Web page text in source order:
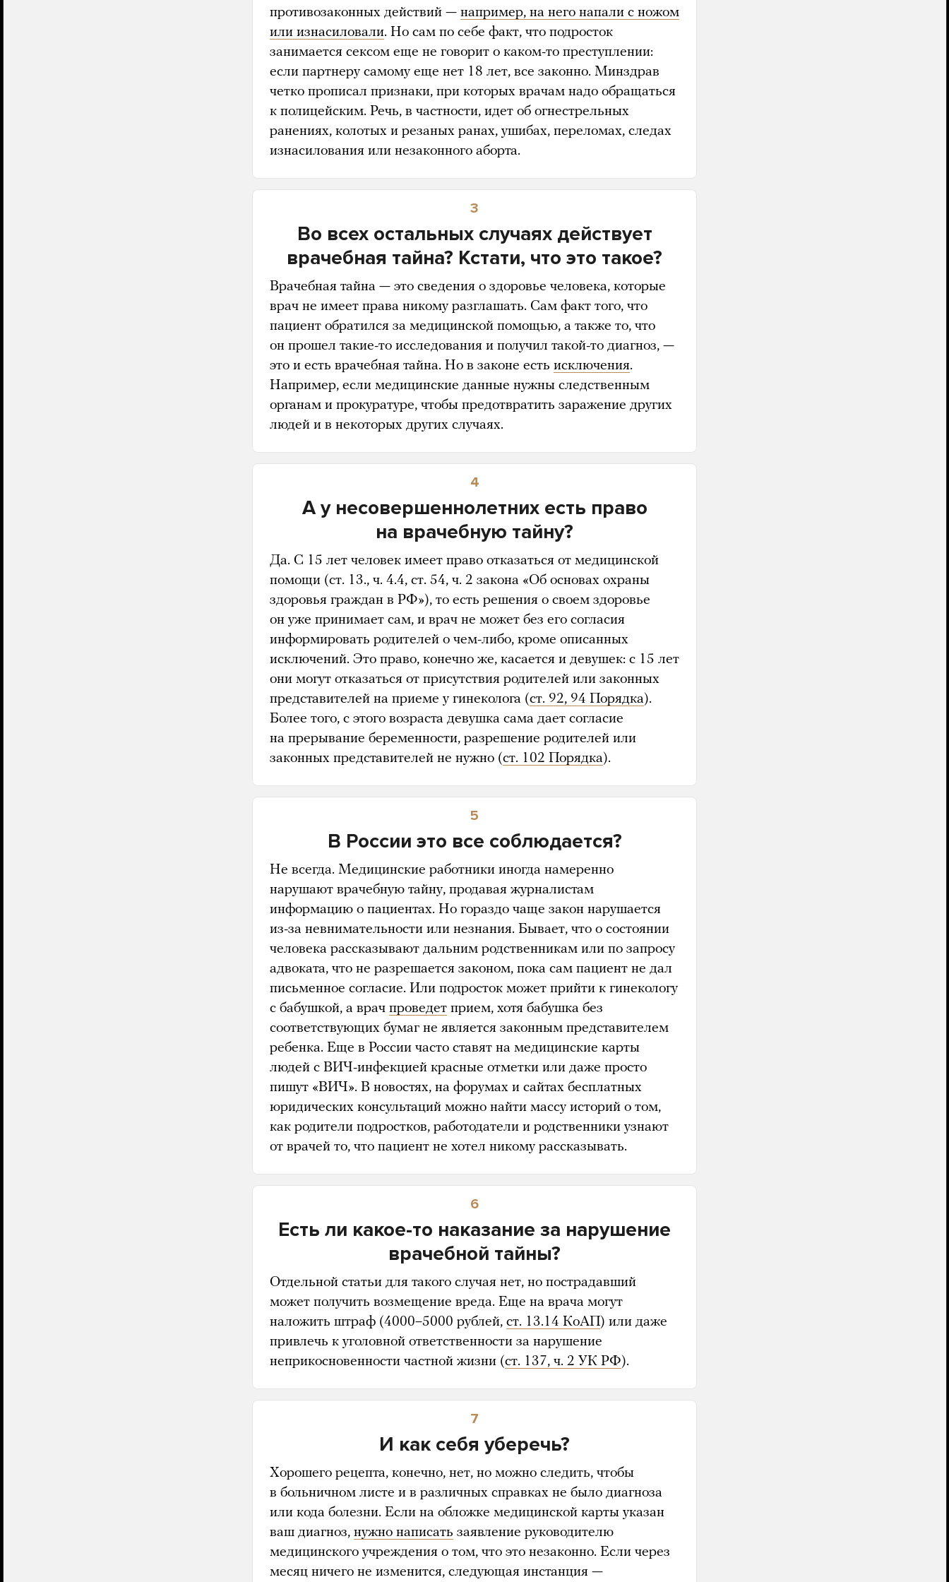
противозаконных действий — например, на него напали с ножом
или изнасиловали. Но сам по себе факт, что подросток
занимается сексом еще не говорит о каком-то преступлении:
если партнеру самому еще нет 18 лет, все законно. Минздрав
четко прописал признаки, при которых врачам надо обращаться
к полицейским. Речь, в частности, идет об огнестрельных
ранениях, колотых и резаных ранах, ушибах, переломах, следах
изнасилования или незаконного аборта.
3
Во всех остальных случаях действует
врачебная тайна? Кстати, что это такое?
Врачебная тайна — это сведения о здоровье человека, которые
врач не имеет права никому разглашать. Сам факт того, что
пациент обратился за медицинской помощью, а также то, что
он прошел такие-то исследования и получил такой-то диагноз, —
это и есть врачебная тайна. Но в законе есть исключения.
Например, если медицинские данные нужны следственным
органам и прокуратуре, чтобы предотвратить заражение других
людей и в некоторых других случаях.
4
А у несовершеннолетних есть право
на врачебную тайну?
Да. С 15 лет человек имеет право отказаться от медицинской
помощи (ст. 13., ч. 4.4, ст. 54, ч. 2 закона «Об основах охраны
здоровья граждан в РФ»), то есть решения о своем здоровье
он уже принимает сам, и врач не может без его согласия
информировать родителей о чем-либо, кроме описанных
исключений. Это право, конечно же, касается и девушек: с 15 лет
они могут отказаться от присутствия родителей или законных
представителей на приеме у гинеколога (ст. 92, 94 Порядка).
Более того, с этого возраста девушка сама дает согласие
на прерывание беременности, разрешение родителей или
законных представителей не нужно (ст. 102 Порядка).
5
В России это все соблюдается?
Не всегда. Медицинские работники иногда намеренно
нарушают врачебную тайну, продавая журналистам
информацию о пациентах. Но гораздо чаще закон нарушается
из-за невнимательности или незнания. Бывает, что о состоянии
человека рассказывают дальним родственникам или по запросу
адвоката, что не разрешается законом, пока сам пациент не дал
письменное согласие. Или подросток может прийти к гинекологу
с бабушкой, а врач проведет прием, хотя бабушка без
соответствующих бумаг не является законным представителем
ребенка. Еще в России часто ставят на медицинские карты
людей с ВИЧ-инфекцией красные отметки или даже просто
пишут «ВИЧ». В новостях, на форумах и сайтах бесплатных
юридических консультаций можно найти массу историй о том,
как родители подростков, работодатели и родственники узнают
от врачей то, что пациент не хотел никому рассказывать.
6
Есть ли какое-то наказание за нарушение
врачебной тайны?
Отдельной статьи для такого случая нет, но пострадавший
может получить возмещение вреда. Еще на врача могут
наложить штраф (4000–5000 рублей, ст. 13.14 КоАП) или даже
привлечь к уголовной ответственности за нарушение
неприкосновенности частной жизни (ст. 137, ч. 2 УК РФ).
7
И как себя уберечь?
Хорошего рецепта, конечно, нет, но можно следить, чтобы
в больничном листе и в различных справках не было диагноза
или кода болезни. Если на обложке медицинской карты указан
ваш диагноз, нужно написать заявление руководителю
медицинского учреждения о том, что это незаконно. Если через
месяц ничего не изменится, следующая инстанция —